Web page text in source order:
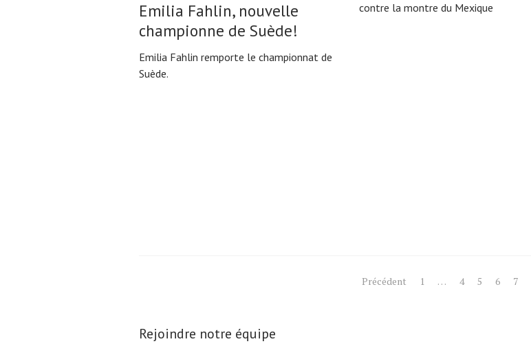
Emilia Fahlin, nouvelle
championne de Suède!
Emilia Fahlin remporte le championnat de
Suède.
contre la montre du Mexique
publications
Précédent 1 … 4 5 6 7
Rejoindre notre équipe